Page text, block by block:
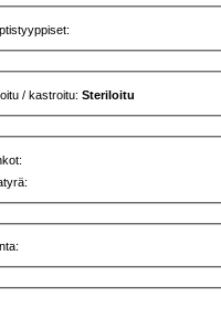
/ kastroitu:Steriloitu